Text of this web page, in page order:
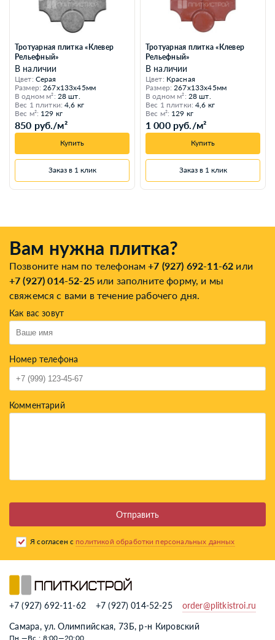
Тротуарная плитка «Клевер
Рельефный»
В наличии
Цвет: Серая
Размер: 267x133x45мм
В одном м²: 28 шт.
Вес 1 плитки: 4,6 кг
Вес м²: 129 кг
850 руб./м²
Купить
Заказ в 1 клик
Тротуарная плитка «Клевер
Рельефный»
В наличии
Цвет: Красная
Размер: 267x133x45мм
В одном м²: 28 шт.
Вес 1 плитки: 4,6 кг
Вес м²: 129 кг
1 000 руб./м²
Купить
Заказ в 1 клик
Вам нужна плитка?
Позвоните нам по телефонам+7 (927) 692-11-62 или
+7 (927) 014-52-25или заполните форму, и мы
свяжемся с вами в течение рабочего дня.
Как вас зовут
Номер телефона
Комментарий
Отправить
Я согласен с политикой обработки персональных данных
+7 (927) 692-11-62 +7 (927) 014-52-25
order@plitkistroi.ru
Самара, ул. Олимпийская, 73Б, р-н Кировский
Пн.—Вс.: 8:00—20:00